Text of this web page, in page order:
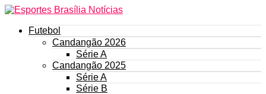
Futebol
Candangão 2026
Série A
Candangão 2025
Série A
Série B